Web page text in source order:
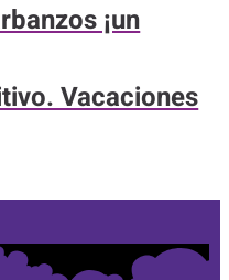
¡un
Vacaciones